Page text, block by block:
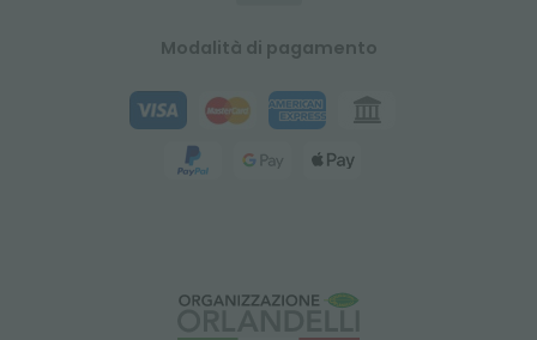
Modalità di pagamento